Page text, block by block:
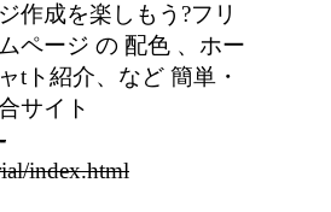
作成を楽しもう?フリ
ページ の 配色 、ホー
tト紹介、など 簡単・
サイト
index.html